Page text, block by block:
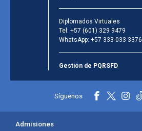
Diplomados Virtuales
Tel: +57 (601) 329 9479
WhatsApp: +57 333 033 3376
Gestión de PQRSFD
Síguenos
Admisiones